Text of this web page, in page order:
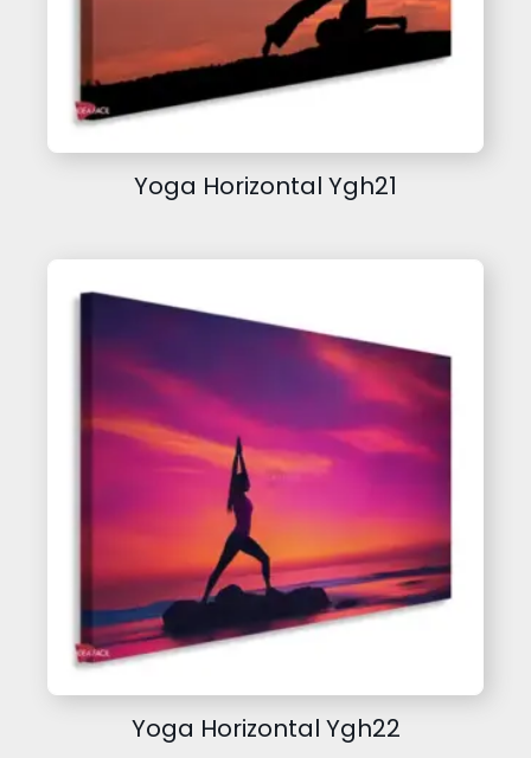
Yoga Horizontal Ygh21
Yoga Horizontal Ygh22